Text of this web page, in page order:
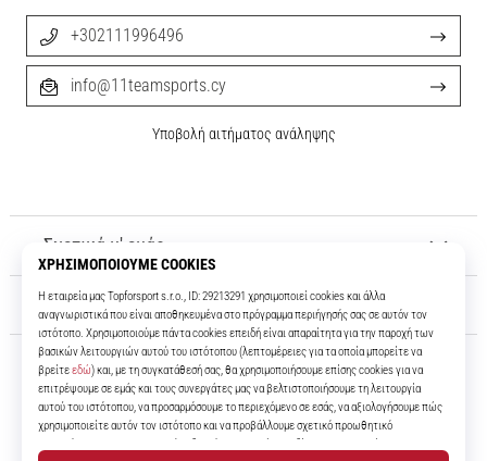
11teamsports.cy
Για πάνω από 16 χρόνια είμαστε οι συμπαίκτες σας, προσφέροντάς σας
Σχετικά μ' εμάς
Εξυπηρέτηση πελατών
+302111996496
info@11teamsports.cy
Υποβολή αιτήματος ανάληψης